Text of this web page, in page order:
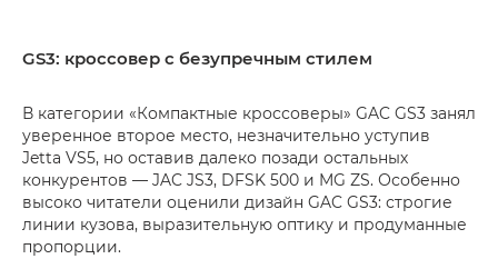
GS3: кроссовер с безупречным стилем
В категории «Компактные кроссоверы» GAC GS3 занял
уверенное второе место, незначительно уступив
Jetta VS5, но оставив далеко позади остальных
конкурентов — JAC JS3, DFSK 500 и MG ZS. Особенно
высоко читатели оценили дизайн GAC GS3: строгие
линии кузова, выразительную оптику и продуманные
пропорции.